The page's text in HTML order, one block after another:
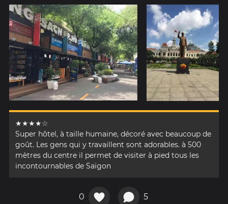
★★★★☆
Super hôtel, à taille humaine, décoré avec beaucoup de
goût. Les gens qui y travaillent sont adorables. à 500
mètres du centre il permet de visiter à pied tous les
incontournables de Saïgon
0 5